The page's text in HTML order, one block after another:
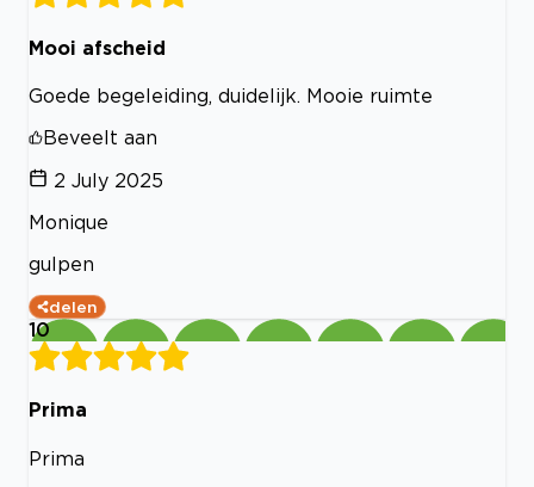
Mooi afscheid
Goede begeleiding, duidelijk. Mooie ruimte
Beveelt aan
2 July 2025
Monique
gulpen
delen
10
Prima
Prima